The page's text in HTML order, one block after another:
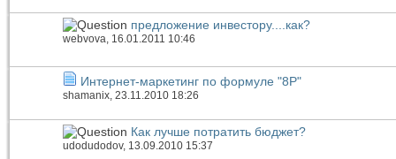
предложение инвестору....как?
webvova, 16.01.2011 10:46
Интернет-маркетинг по формуле "8P"
shamanix , 23.11.2010 18:26
Как лучше потратить бюджет?
udodudodov, 13.09.2010 15:37